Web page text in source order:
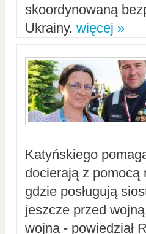
skoordynowaną
Ukrainy. więcej »
Katyńskiego
docierają z
gdzie posługują
jeszcze przed
wojna - powiedział